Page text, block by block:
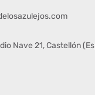
Nave 21, Castellón